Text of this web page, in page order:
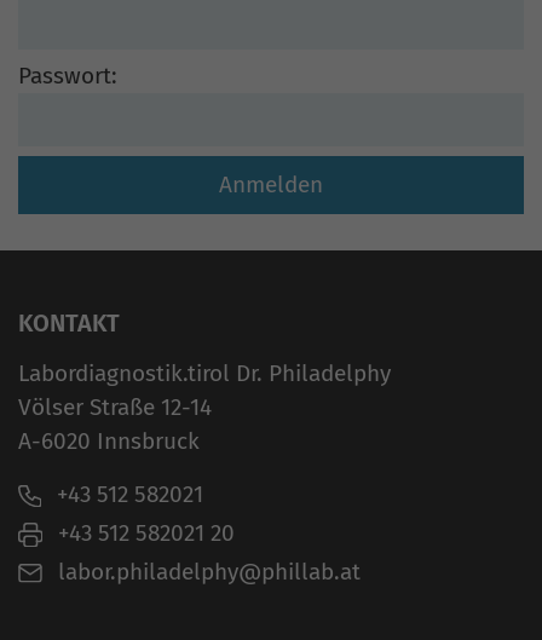
Passwort:
KONTAKT
Labordiagnostik.tirol Dr. Philadelphy
Völser Straße 12-14
A-6020 Innsbruck
+43 512 582021
+43 512 582021 20
labor.philadelphy@phillab.at